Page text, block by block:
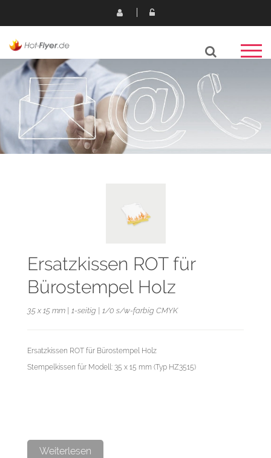
Ersatzkissen ROT für
Bürostempel Holz
35 x 15 mm | 1-seitig | 1/0 s/w-farbig CMYK
Ersatzkissen ROT für Bürostempel Holz
Stempelkissen für Modell: 35 x 15 mm (Typ HZ3515)
Weiterlesen